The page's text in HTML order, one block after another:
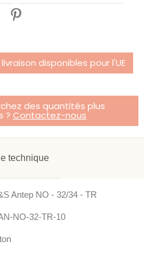
disponibles pour l'UE
des quantités plus
? Contactez-nous
technique
Antep NO - 32/34 - TR
NO-32-TR-10